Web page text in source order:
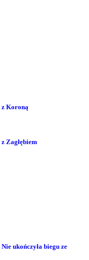
z Koroną
Zagłębiem
ukończyła biegu ze